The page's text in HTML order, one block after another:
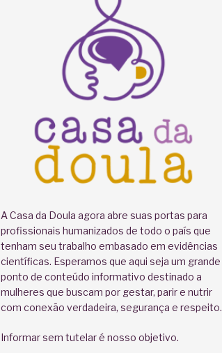
A Casa da Doula agora abre suas portas para
profissionais humanizados de todo o país que
tenham seu trabalho embasado em evidências
científicas. Esperamos que aqui seja um grande
ponto de conteúdo informativo destinado a
mulheres que buscam por gestar, parir e nutrir
com conexão verdadeira, segurança e respeito.
Informar sem tutelar é nosso objetivo.